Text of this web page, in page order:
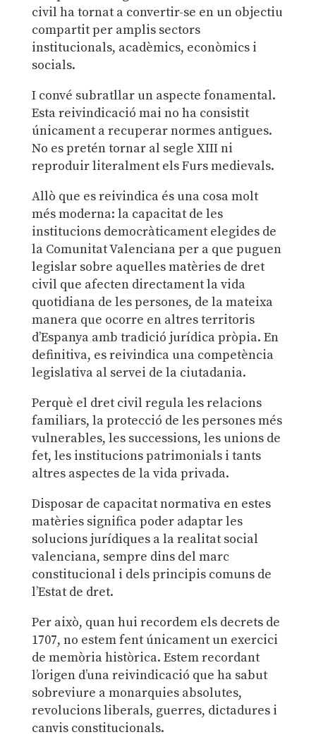
civil ha tornat a convertir-se en un objectiu
compartit per amplis sectors
institucionals, acadèmics, econòmics i
socials.
I convé subratllar un aspecte fonamental.
Esta reivindicació mai no ha consistit
únicament a recuperar normes antigues.
No es pretén tornar al segle XIII ni
reproduir literalment els Furs medievals.
Allò que es reivindica és una cosa molt
més moderna: la capacitat de les
institucions democràticament elegides de
la Comunitat Valenciana per a que puguen
legislar sobre aquelles matèries de dret
civil que afecten directament la vida
quotidiana de les persones, de la mateixa
manera que ocorre en altres territoris
d’Espanya amb tradició jurídica pròpia. En
definitiva, es reivindica una competència
legislativa al servei de la ciutadania.
Perquè el dret civil regula les relacions
familiars, la protecció de les persones més
vulnerables, les successions, les unions de
fet, les institucions patrimonials i tants
altres aspectes de la vida privada.
Disposar de capacitat normativa en estes
matèries significa poder adaptar les
solucions jurídiques a la realitat social
valenciana, sempre dins del marc
constitucional i dels principis comuns de
l’Estat de dret.
Per això, quan hui recordem els decrets de
1707, no estem fent únicament un exercici
de memòria històrica. Estem recordant
l’origen d’una reivindicació que ha sabut
sobreviure a monarquies absolutes,
revolucions liberals, guerres, dictadures i
canvis constitucionals.